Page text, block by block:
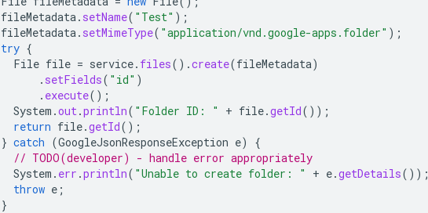
fileMetadata. setName( "Test" );
fileMetadata. setMimeType( "application/vnd.google-apps.folder" );
try {
File file = service. files().create(fileMetadata)
. setFields( "id" )
. execute();
System .out.println( "Folder ID: " + file.getId());
return file.getId();
} catch (GoogleJsonResponseException e)
{
// TODO(developer) - handle error appropriately
System . err .println( "Unable to create folder: " + e.getDetails());
throw e ;
}